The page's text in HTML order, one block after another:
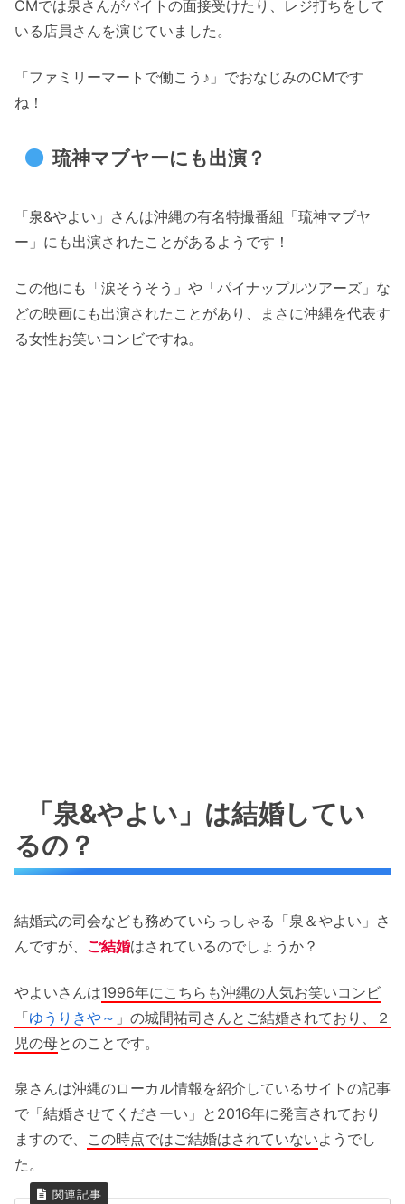
CMでは泉さんがバイトの面接受けたり、レジ打ちをして
いる店員さんを演じていました。
「ファミリーマートで働こう♪」でおなじみのCMです
ね！
琉神マブヤーにも出演？
「泉&やよい」さんは沖縄の有名特撮番組「琉神マブヤ
ー」にも出演されたことがあるようです！
この他にも「涙そうそう」や「パイナップルツアーズ」な
どの映画にも出演されたことがあり、まさに沖縄を代表す
る女性お笑いコンビですね。
「泉&やよい」は結婚してい
るの？
結婚式の司会なども務めていらっしゃる「泉＆やよい」さ
んですが、 ご結婚はされているのでしょうか？
やよいさんは1996年にこちらも沖縄の人気お笑いコンビ
「ゆうりきや～ 」の城間祐司さんとご結婚されており、２
児の母とのことです。
泉さんは沖縄のローカル情報を紹介しているサイトの記事
で「結婚させてくださーい」と2016年に発言されており
ますので、 この時点ではご結婚はされていないようでし
た。